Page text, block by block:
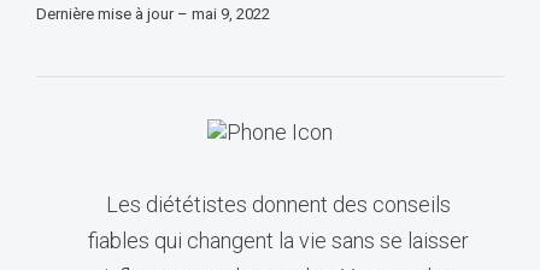
Dernière mise à jour – mai 9, 2022
Les diététistes donnent des conseils
fiables qui changent la vie sans se laisser